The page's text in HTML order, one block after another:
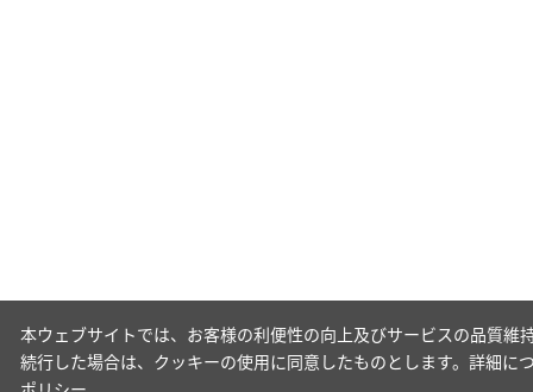
本ウェブサイトでは、お客様の利便性の向上及びサービスの品質
続行した場合は、クッキーの使用に同意したものとします。詳細